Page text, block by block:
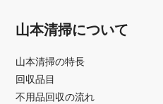
山本清掃について
山本清掃の特長
回収品目
不用品回収の流れ